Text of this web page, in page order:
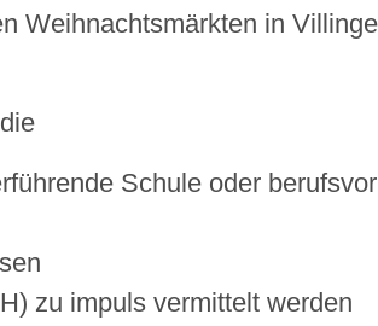
Weihnachtsmärkten in
Schule oder
zu impuls vermittelt werden